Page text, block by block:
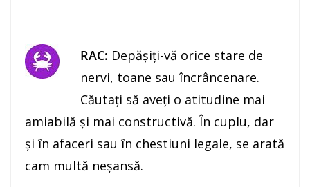
RAC: Depăşiţi-vă orice stare de
nervi, toane sau încrâncenare.
Căutaţi să aveţi o atitudine mai
amiabilă şi mai constructivă. În cuplu, dar
şi în afaceri sau în chestiuni legale, se arată
cam multă neşansă.